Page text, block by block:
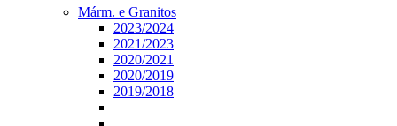
Márm. e Granitos
2023/2024
2021/2023
2020/2021
2020/2019
2019/2018